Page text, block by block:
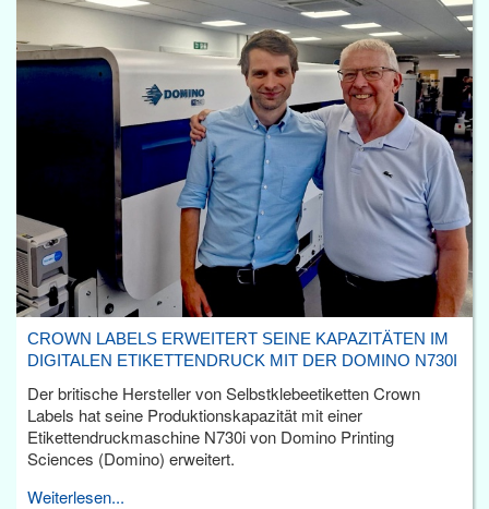
CROWN LABELS ERWEITERT SEINE KAPAZITÄTEN IM
DIGITALEN ETIKETTENDRUCK MIT DER DOMINO N730I
Der britische Hersteller von Selbstklebeetiketten Crown
Labels hat seine Produktionskapazität mit einer
Etikettendruckmaschine N730i von Domino Printing
Sciences (Domino) erweitert.
Weiterlesen...